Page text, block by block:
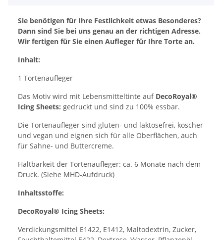
Sie benötigen für Ihre Festlichkeit etwas Besonderes?
Dann sind Sie bei uns genau an der richtigen Adresse.
Wir fertigen für Sie einen Aufleger für Ihre Torte an.
Inhalt:
1 Tortenaufleger
Das Motiv wird mit Lebensmitteltinte auf DecoRoyal®
Icing Sheets: gedruckt und sind zu 100% essbar.
Die Tortenaufleger sind gluten- und laktosefrei, koscher
und vegan und eignen sich für alle Oberflächen, auch
für Sahne- und Buttercreme.
Haltbarkeit der Tortenaufleger: ca. 6 Monate nach dem
Druck. (Siehe MHD-Aufdruck)
Inhaltsstoffe:
DecoRoyal® Icing Sheets:
Verdickungsmittel E1422, E1412, Maltodextrin, Zucker,